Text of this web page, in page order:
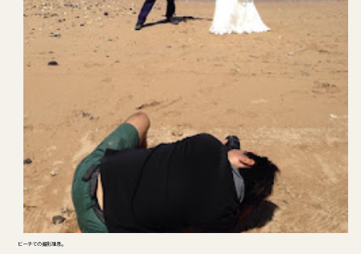
ビーチでの撮影風景。